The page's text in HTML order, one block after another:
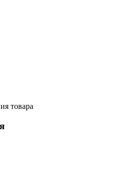
товара